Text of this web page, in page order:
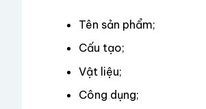
Tên sản phẩm;
Cấu tạo;
Vật liệu;
Công dụng;